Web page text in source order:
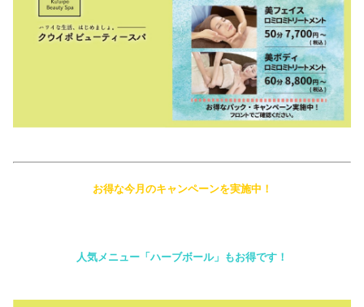
お得な今月のキャンペーンを実施中！
人気メニュー「ハーブボール」もお得です！